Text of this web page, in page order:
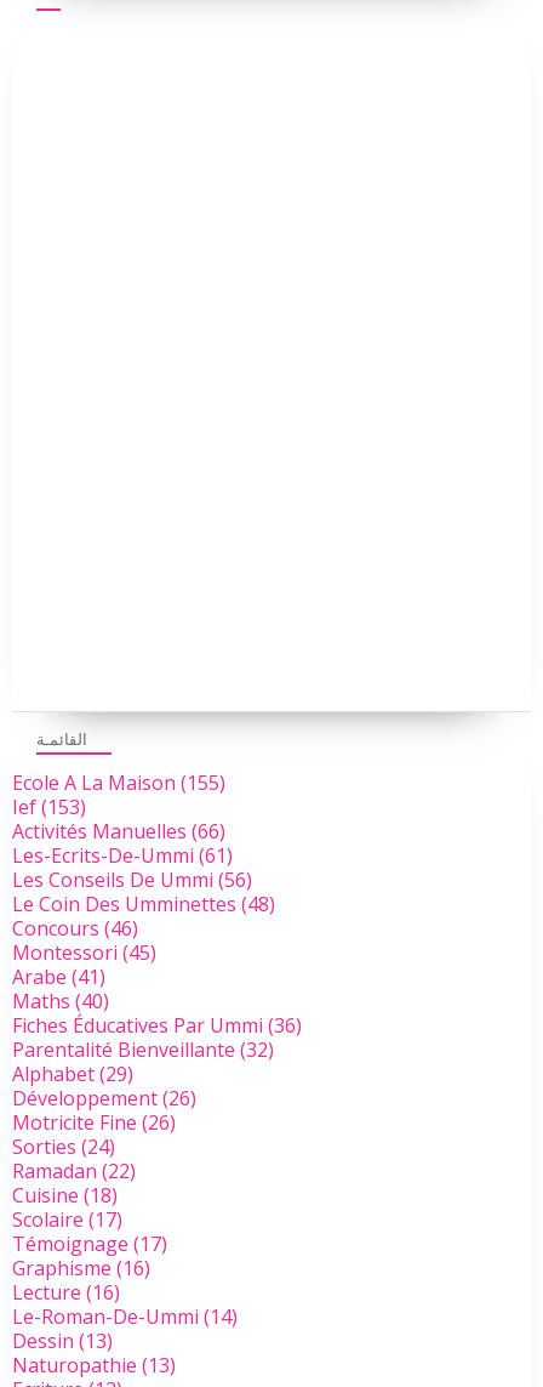
القائمـة
Ecole A La Maison (155)
Ief(153)
Activités Manuelles (66)
Les-Ecrits-De-Ummi (61)
Les Conseils De Ummi (56)
Le Coin Des Umminettes (48)
Concours (46)
Montessori (45)
Arabe (41)
Maths (40)
Fiches Éducatives Par Ummi (36)
Parentalité Bienveillante (32)
Alphabet(29)
Développement(26)
Motricite Fine (26)
Sorties (24)
Ramadan (22)
Cuisine (18)
Scolaire (17)
Témoignage (17)
Graphisme (16)
Lecture (16)
Le-Roman-De-Ummi (14)
Dessin (13)
Naturopathie (13)